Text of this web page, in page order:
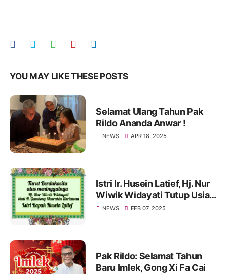
YOU MAY LIKE THESE POSTS
Selamat Ulang Tahun Pak
Rildo Ananda Anwar !
NEWS APR 18, 2025
Istri Ir. Husein Latief, Hj. Nur
Wiwik Widayati Tutup Usia.
Pak Rildo Sampaikan
NEWS FEB 07, 2025
Pak Rildo: Selamat Tahun
Baru Imlek, Gong Xi Fa Cai